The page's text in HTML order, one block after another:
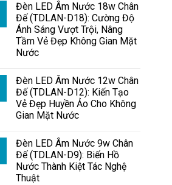
Đèn LED Âm Nước 18w Chân
Đế (TDLAN-D18): Cường Độ
Ánh Sáng Vượt Trội, Nâng
Tầm Vẻ Đẹp Không Gian Mặt
Nước
Đèn LED Âm Nước 12w Chân
Đế (TDLAN-D12): Kiến Tạo
Vẻ Đẹp Huyền Ảo Cho Không
Gian Mặt Nước
Đèn LED Âm Nước 9w Chân
Đế (TDLAN-D9): Biến Hồ
Nước Thành Kiệt Tác Nghệ
Thuật